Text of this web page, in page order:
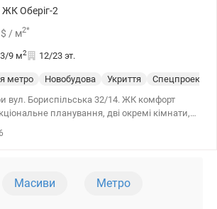
ЖК Оберіг-2
$ / м2*
9 м2 12/23 эт.
метро Новобудова Укриття Спецпроект
вул. Бориспільська 32/14. ЖК комфорт
планування, дві окремі кімнати,
10 80 valion.ua/1106233
Масиви Метро